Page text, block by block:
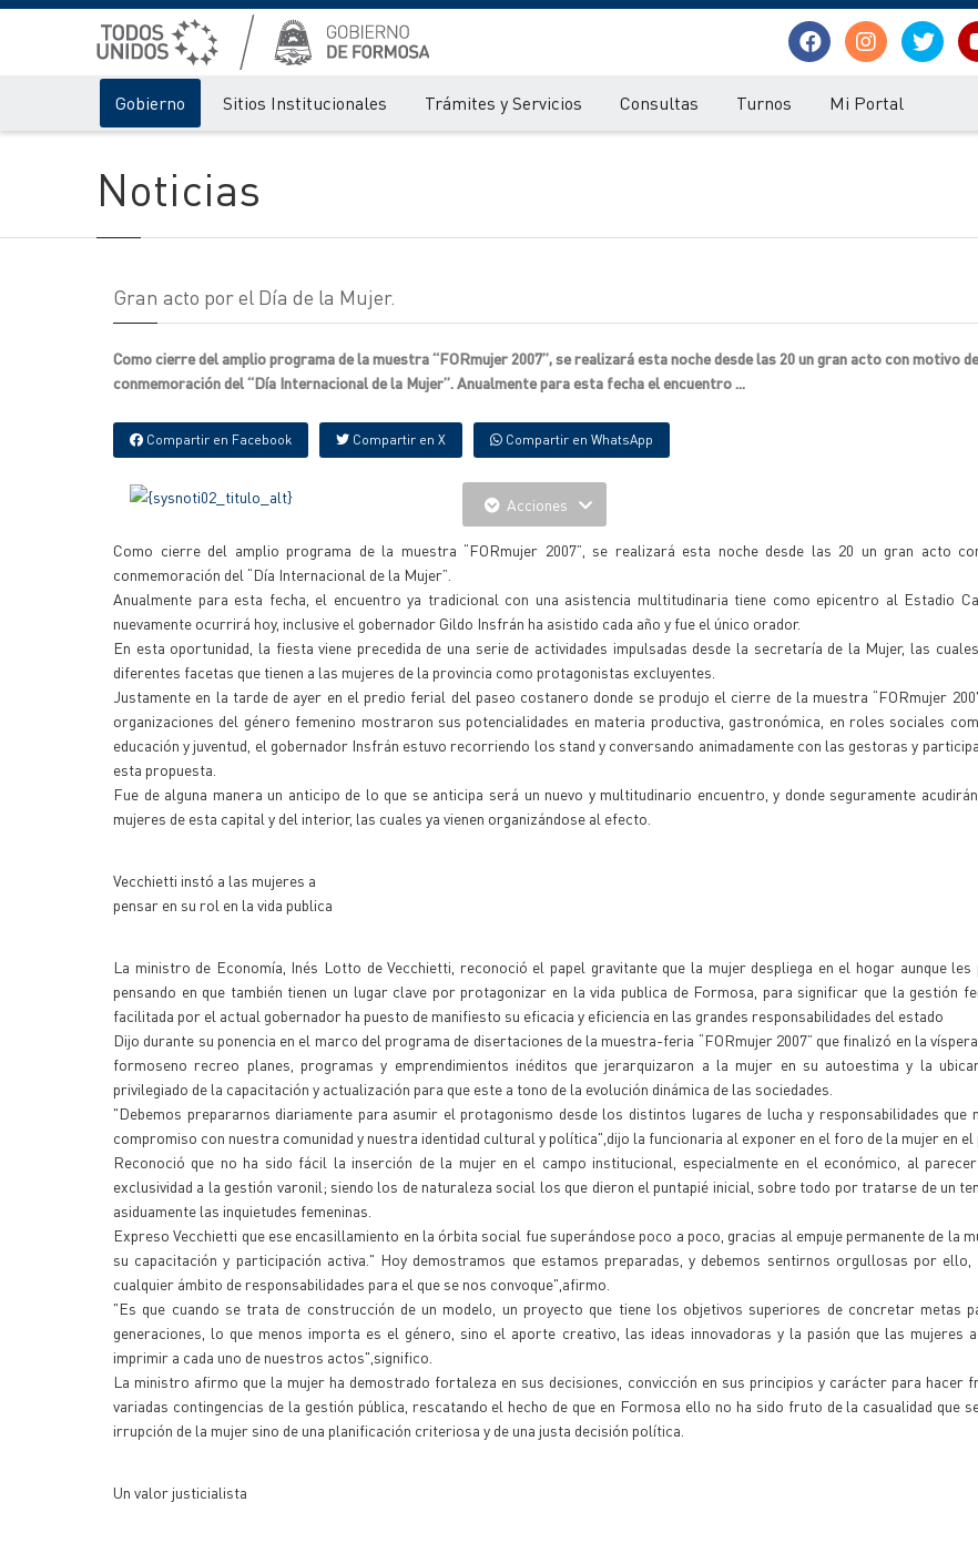
Gobierno Sitios Institucionales Trámites y Servicios Consultas Turnos Mi Portal
Noticias
Gran acto por el Día de la Mujer.
Como cierre del amplio programa de la muestra “FORmujer 2007”, se realizará esta noche desde las 20 un gran acto con motivo
conmemoración del “Día Internacional de la Mujer”. Anualmente para esta fecha el encuentro ...
Compartir en Facebook Compartir en X Compartir en WhatsApp
Acciones
Como cierre del amplio programa de la muestra “FORmujer 2007”, se realizará esta noche desde las 20 un gran acto
conmemoración del “Día Internacional de la Mujer”.
Anualmente para esta fecha, el encuentro ya tradicional con una asistencia multitudinaria tiene como epicentro al Estadio
nuevamente ocurrirá hoy, inclusive el gobernador Gildo Insfrán ha asistido cada año y fue el único orador.
En esta oportunidad, la fiesta viene precedida de una serie de actividades impulsadas desde la secretaría de la Mujer, las
diferentes facetas que tienen a las mujeres de la provincia como protagonistas excluyentes.
Justamente en la tarde de ayer en el predio ferial del paseo costanero donde se produjo el cierre de la muestra “FORmujer
organizaciones del género femenino mostraron sus potencialidades en materia productiva, gastronómica, en roles sociales
educación y juventud, el gobernador Insfrán estuvo recorriendo los stand y conversando animadamente con las gestoras y
esta propuesta.
Fue de alguna manera un anticipo de lo que se anticipa será un nuevo y multitudinario encuentro, y donde seguramente
mujeres de esta capital y del interior, las cuales ya vienen organizándose al efecto.
Vecchietti instó a las mujeres a
pensar en su rol en la vida publica
La ministro de Economía, Inés Lotto de Vecchietti, reconoció el papel gravitante que la mujer despliega en el hogar aunque les
pensando en que también tienen un lugar clave por protagonizar en la vida publica de Formosa, para significar que la gestión
facilitada por el actual gobernador ha puesto de manifiesto su eficacia y eficiencia en las grandes responsabilidades del estado
Dijo durante su ponencia en el marco del programa de disertaciones de la muestra-feria “FORmujer 2007” que finalizó en la
formoseno recreo planes, programas y emprendimientos inéditos que jerarquizaron a la mujer en su autoestima y la
privilegiado de la capacitación y actualización para que este a tono de la evolución dinámica de las sociedades.
"Debemos prepararnos diariamente para asumir el protagonismo desde los distintos lugares de lucha y responsabilidades que
compromiso con nuestra comunidad y nuestra identidad cultural y política",dijo la funcionaria al exponer en el foro de la mujer en el
Reconoció que no ha sido fácil la inserción de la mujer en el campo institucional, especialmente en el económico, al
exclusividad a la gestión varonil; siendo los de naturaleza social los que dieron el puntapié inicial, sobre todo por tratarse de un
asiduamente las inquietudes femeninas.
Expreso Vecchietti que ese encasillamiento en la órbita social fue superándose poco a poco, gracias al empuje permanente de la
su capacitación y participación activa." Hoy demostramos que estamos preparadas, y debemos sentirnos orgullosas por ello,
cualquier ámbito de responsabilidades para el que se nos convoque",afirmo.
"Es que cuando se trata de construcción de un modelo, un proyecto que tiene los objetivos superiores de concretar metas
generaciones, lo que menos importa es el género, sino el aporte creativo, las ideas innovadoras y la pasión que las mujeres
imprimir a cada uno de nuestros actos",significo.
La ministro afirmo que la mujer ha demostrado fortaleza en sus decisiones, convicción en sus principios y carácter para hacer
variadas contingencias de la gestión pública, rescatando el hecho de que en Formosa ello no ha sido fruto de la casualidad que
irrupción de la mujer sino de una planificación criteriosa y de una justa decisión política.
Un valor justicialista